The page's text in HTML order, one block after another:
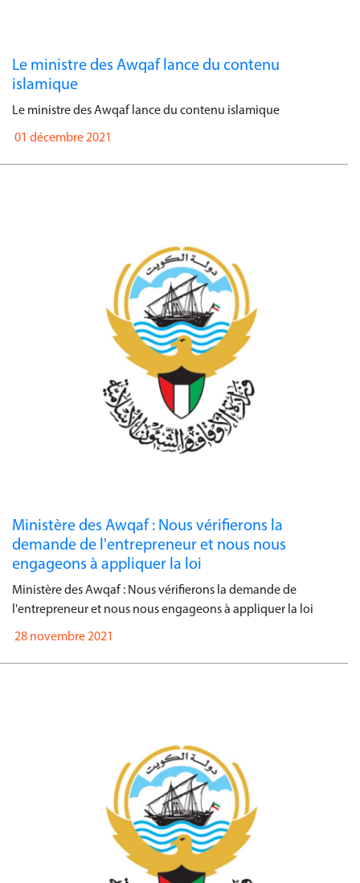
Le ministre des Awqaf lance du contenu
islamique
Le ministre des Awqaf lance du contenu islamique
01 décembre 2021
Ministère des Awqaf : Nous vérifierons la
demande de l'entrepreneur et nous nous
engageons à appliquer la loi
Ministère des Awqaf : Nous vérifierons la demande de
l'entrepreneur et nous nous engageons à appliquer la loi
28 novembre 2021